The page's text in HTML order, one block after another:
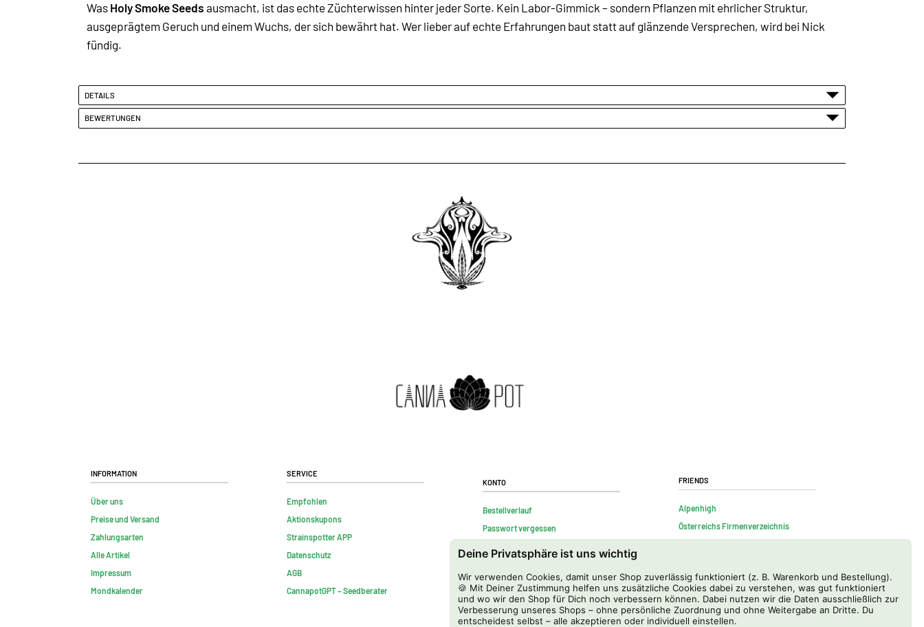
Deine Privatsphäre ist uns wichtig
Wir verwenden Cookies, damit unser Shop zuverlässig funktioniert (z. B. Warenkorb und Bestellung).
🍪 Mit Deiner Zustimmung helfen uns zusätzliche Cookies dabei zu verstehen, was gut funktioniert
und wo wir den Shop für Dich noch verbessern können. Dabei nutzen wir die Daten ausschließlich zur
Verbesserung unseres Shops – ohne persönliche Zuordnung und ohne Weitergabe an Dritte. Du
entscheidest selbst – alle akzeptieren oder individuell einstellen.
Was Holy Smoke Seeds ausmacht, ist das echte Züchterwissen hinter jeder Sorte. Kein Labor-Gimmick – sondern Pflanzen mit ehrlicher Struktur,
ausgeprägtem Geruch und einem Wuchs, der sich bewährt hat. Wer lieber auf echte Erfahrungen baut statt auf glänzende Versprechen, wird bei Nick
fündig.
DETAILS
BEWERTUNGEN
Information
Über uns
Preise und Versand
Zahlungsarten
Alle Artikel
Impressum
Mondkalender
Service
Empfohlen
Aktionskupons
Strainspotter APP
Datenschutz
AGB
CannapotGPT – Seedberater
Konto
Bestellverlauf
Passwort vergessen
Vertrag widerrufen
Friends
Alpenhigh
Österreichs Firmenverzeichnis